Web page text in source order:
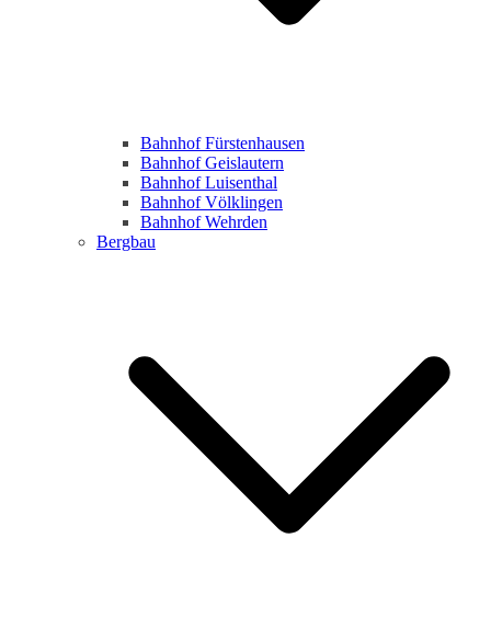
Bahnhof Fürstenhausen
Bahnhof Geislautern
Bahnhof Luisenthal
Bahnhof Völklingen
Bahnhof Wehrden
Bergbau